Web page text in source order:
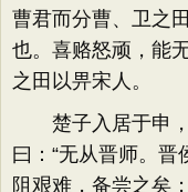
曹君而分曹、卫之
也。喜赂怒顽，能
之田以畀宋人。
楚子入居于申，
曰：“无从晋师。
阻艰难，备尝之矣